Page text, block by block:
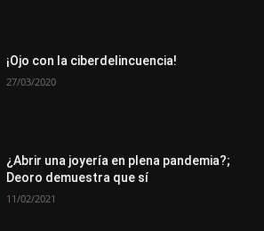
¡Ojo con la ciberdelincuencia!
27/03/2020
¿Abrir una joyería en plena pandemia?;
Deoro demuestra que sí
11/02/2021